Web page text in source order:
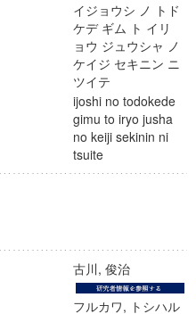
イジョウシ ノ トド
ケデ ギム ト イリ
ョウ ジュウシャ ノ
ケイジ セキニン ニ
ツイテ
ijoshi no todokede
gimu to iryo jusha
no keiji sekinin ni
tsuite
古川, 俊治
フルカワ, トシハル